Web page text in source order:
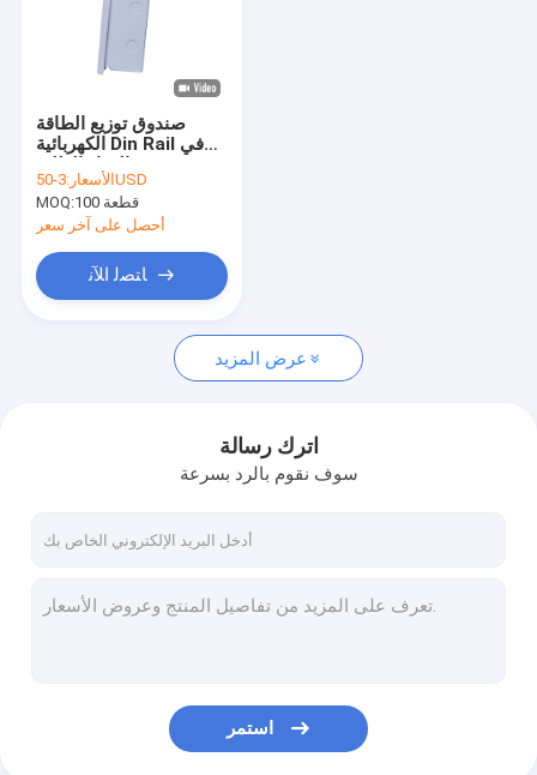
صندوق توزيع الطاقة
الكهربائية Din Rail في
على 10 طرقالأسعار:3-50USD
MOQ:
100 قطعة
أحصل على آخر سعر
ﺎﺘﺼﻟ ﺍﻶﻧ
عرض المزيد
اترك رسالة
سوف نقوم بالرد بسرعة
استمر